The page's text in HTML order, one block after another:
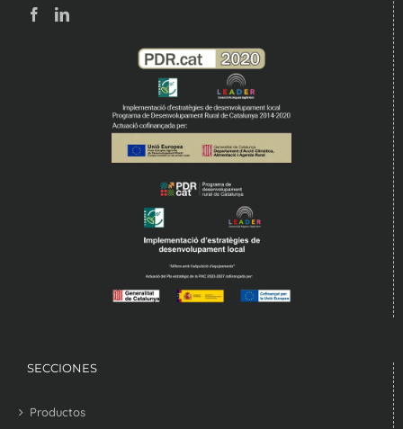
SECCIONES
Productos